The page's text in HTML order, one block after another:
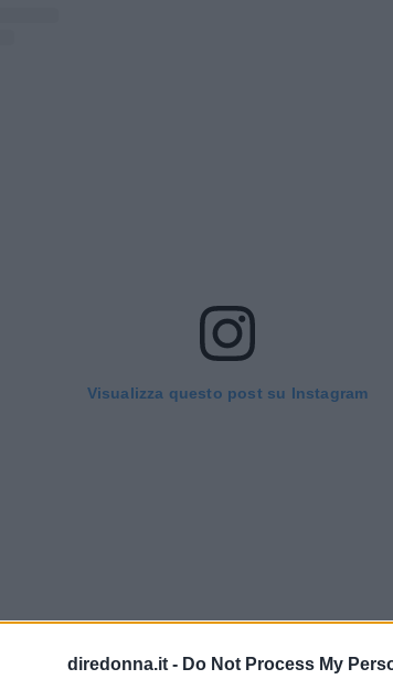
diredonna.it - Do Not Process My
Visualizza questo post su Instagram